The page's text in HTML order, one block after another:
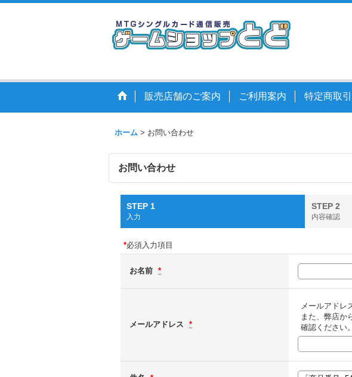
販売店舗のご案内 ご利用案内 特定商取
ホーム > お問い合わせ
お問い合わせ
STEP 1
入力
STEP 2
内容確認
*必須入力項目
お名前 *
メールアドレス *
メールアドレ
また、弊店か
確認ください。